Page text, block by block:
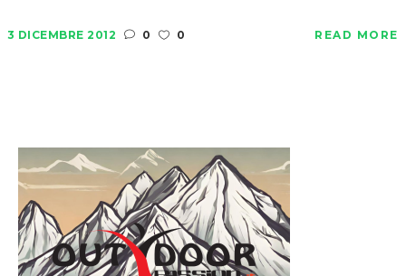
3 DICEMBRE 2012 0 0 READ MORE